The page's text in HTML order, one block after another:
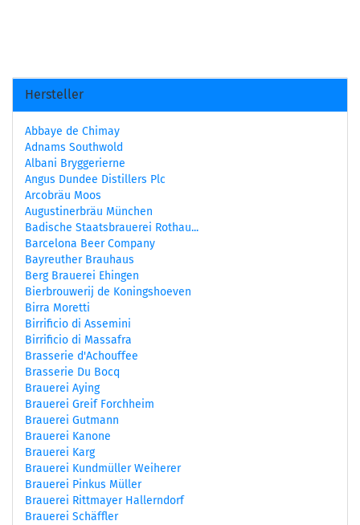
Hersteller
Abbaye de Chimay
Adnams Southwold
Albani Bryggerierne
Angus Dundee Distillers Plc
Arcobräu Moos
Augustinerbräu München
Badische Staatsbrauerei Rothau...
Barcelona Beer Company
Bayreuther Brauhaus
Berg Brauerei Ehingen
Bierbrouwerij de Koningshoeven
Birra Moretti
Birrificio di Assemini
Birrificio di Massafra
Brasserie d'Achouffee
Brasserie Du Bocq
Brauerei Aying
Brauerei Greif Forchheim
Brauerei Gutmann
Brauerei Kanone
Brauerei Karg
Brauerei Kundmüller Weiherer
Brauerei Pinkus Müller
Brauerei Rittmayer Hallerndorf
Brauerei Schäffler